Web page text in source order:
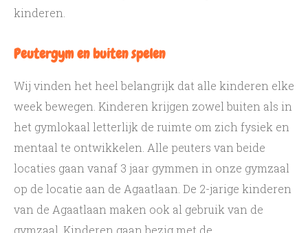
kinderen.
Peutergym en buiten spelen
Wij vinden het heel belangrijk dat alle kinderen elke
week bewegen. Kinderen krijgen zowel buiten als in
het gymlokaal letterlijk de ruimte om zich fysiek en
mentaal te ontwikkelen. Alle peuters van beide
locaties gaan vanaf 3 jaar gymmen in onze gymzaal
op de locatie aan de Agaatlaan. De 2-jarige kinderen
van de Agaatlaan maken ook al gebruik van de
gymzaal. Kinderen gaan bezig met de